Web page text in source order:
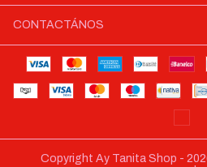
CONTACTÁNOS
Copyright Ay Tanita Shop -